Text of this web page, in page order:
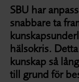
SBU har
snabbare ta
hälsokris.
kunskap så
till grund för